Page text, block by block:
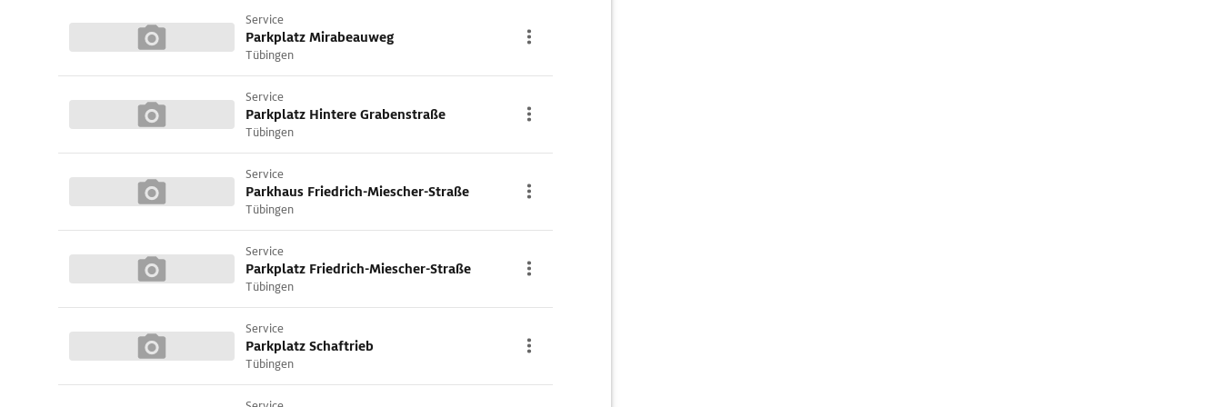
Service
Parkplatz Mirabeauweg
Tübingen
Service
Parkplatz Hintere Grabenstraße
Tübingen
Service
Parkhaus Friedrich-Miescher-Straße
Tübingen
Service
Parkplatz Friedrich-Miescher-Straße
Tübingen
Service
Parkplatz Schaftrieb
Tübingen